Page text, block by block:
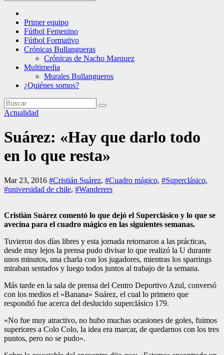
Primer equipo
Fútbol Femenino
Fútbol Formativo
Crónicas Bullangueras
Crónicas de Nacho Marquez
Multimedia
Murales Bullangueros
¿Quiénes somos?
Actualidad
Suárez: «Hay que darlo todo
en lo que resta»
Mar 23, 2016 #Cristián Suárez, #Cuadro mágico, #Superclásico,
#universidad de chile, #Wanderers
Cristián Suárez comentó lo que dejó el Superclásico y lo que se
avecina para el cuadro mágico en las siguientes semanas.
Tuvieron dos días libres y esta jornada retornaron a las prácticas,
desde muy lejos la prensa pudo divisar lo que realizó la U durante
unos minutos, una charla con los jugadores, mientras los sparrings
miraban sentados y luego todos juntos al trabajo de la semana.
Más tarde en la sala de prensa del Centro Deportivo Azul, conversó
con los medios el «Banana» Suárez, el cual lo primero que
respondió fue acerca del deslucido superclásico 179.
«No fue muy atractivo, no hubo muchas ocasiones de goles, fuimos
superiores a Colo Colo, la idea era marcar, de quedarnos con los tres
puntos, pero no se pudo».